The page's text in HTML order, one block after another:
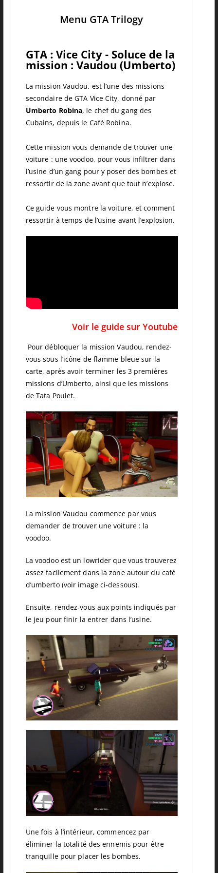
Menu GTA Trilogy
GTA : Vice City - Soluce de la
mission : Vaudou (Umberto)
La mission Vaudou, est l’une des missions
secondaire deGTA ViceCity, donné par
Umberto Robina, le chef du gang des
Cubains, depuis le Café Robina.
Cette mission vous demande de trouver une
voiture : unevoodoo, pour vous infiltrer dans
l’usine d’un gang pour y poser des bombes et
ressortir de la zone avant que tout n’explose.
Ce guide vous montre la voiture, et comment
ressortir à temps de l’usine avant l’explosion.
Voir le guide sur Youtube
Pour débloquer la mission Vaudou, rendez-
vous sous l’icône de flamme bleue sur la
carte, après avoir terminer les 3 premières
missions d’Umberto, ainsi que les missions
de Tata Poulet.
La mission Vaudou commence par vous
demander de trouver une voiture : la
voodoo.
La voodoo est un lowrider que vous trouverez
assez facilement dans la zone autour du café
d’umberto (voir image ci-dessous).
Ensuite, rendez-vous aux points indiqués par
le jeu pour finir la entrer dans l’usine.
Une fois à l’intérieur, commencez par
éliminer la totalité des ennemis pour être
tranquille pour placer les bombes.